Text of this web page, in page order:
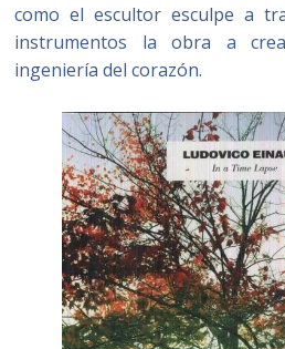
como el escultor esculpe a
instrumentos la obra a
ingeniería del corazón.